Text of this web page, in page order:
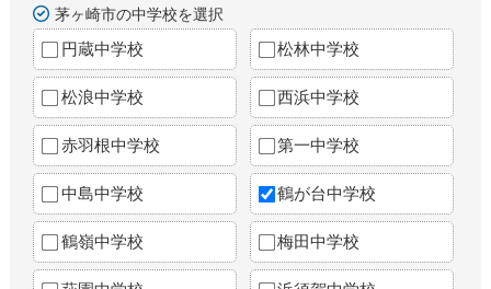
茅ヶ崎市の中学校を選択
円蔵中学校 松林中学校
松浪中学校 西浜中学校
赤羽根中学校 第一中学校
中島中学校 鶴が台中学校
鶴嶺中学校 梅田中学校